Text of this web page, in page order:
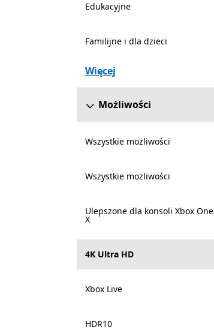
Edukacyjne
Familijne i dla dzieci
Więcej
Możliwości
Wszystkie możliwości
Wszystkie możliwości
Ulepszone dla konsoli Xbox One
X
4K Ultra HD
Xbox Live
HDR10